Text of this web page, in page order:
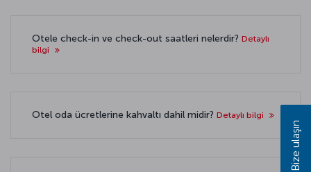
Otele check-in ve check-out saatleri nelerdir? Detaylı
bilgi
Otel oda ücretlerine kahvaltı dahil midir? Detaylı bilgi
Bize ulaşın